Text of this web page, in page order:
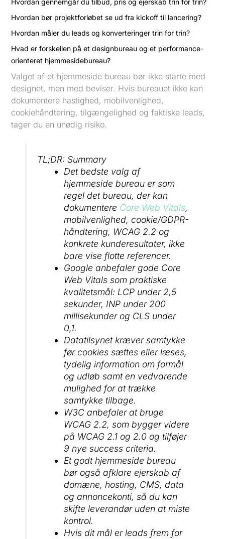
Hvordan gennemgår du tilbud, pris og ejerskab trin for trin?
Hvordan bør projektforløbet se ud fra kickoff til lancering?
Hvordan måler du leads og konverteringer trin for trin?
Hvad er forskellen på et designbureau og et performance-
orienteret hjemmesidebureau?
Valget af et hjemmeside bureau bør ikke starte med
designet, men med beviser. Hvis bureauet ikke kan
dokumentere hastighed, mobilvenlighed,
cookiehåndtering, tilgængelighed og faktiske leads,
tager du en unødig risiko.
TL;DR: Summary
Det bedste valg af
hjemmeside bureau er som
regel det bureau, der kan
dokumentere Core Web Vitals,
mobilvenlighed, cookie/GDPR-
håndtering, WCAG 2.2 og
konkrete kunderesultater, ikke
bare vise flotte referencer.
Google anbefaler gode Core
Web Vitals som praktiske
kvalitetsmål: LCP under 2,5
sekunder, INP under 200
millisekunder og CLS under
0,1.
Datatilsynet kræver samtykke
før cookies sættes eller læses,
tydelig information om formål
og udløb samt en vedvarende
mulighed for at trække
samtykke tilbage.
W3C anbefaler at bruge
WCAG 2.2, som bygger videre
på WCAG 2.1 og 2.0 og tilføjer
9 nye success criteria.
Et godt hjemmeside bureau
bør også afklare ejerskab af
domæne, hosting, CMS, data
og annoncekonti, så du kan
skifte leverandør uden at miste
kontrol.
Hvis dit mål er leads frem for